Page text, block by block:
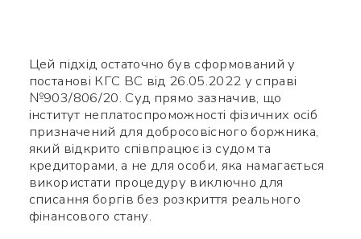
Цей підхід остаточно був сформований у
постанові КГС ВС від 26.05.2022 у справі
№903/806/20. Суд прямо зазначив, що
інститут неплатоспроможності фізичних осіб
призначений для добросовісного боржника,
який відкрито співпрацює із судом та
кредиторами, а не для особи, яка намагається
використати процедуру виключно для
списання боргів без розкриття реального
фінансового стану.